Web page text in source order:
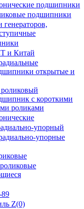
подшипники
подшипники
и Китай
открытые и
с короткими
роликами
упорный
упорные
Z(0)